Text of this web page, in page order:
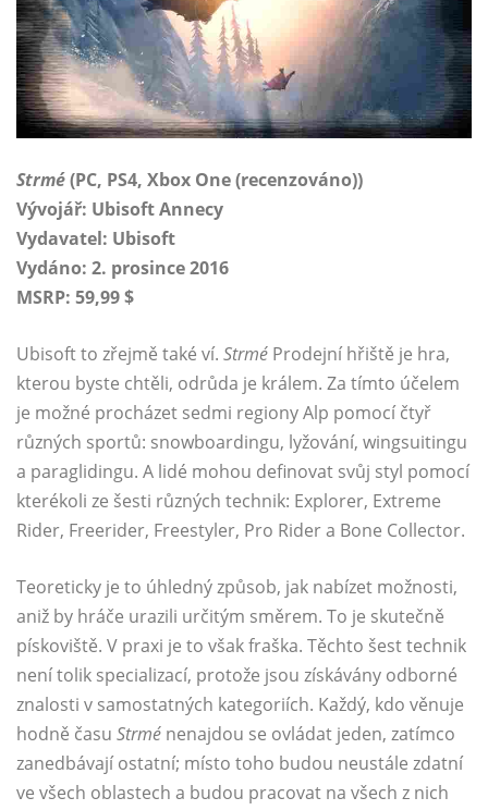
Strmé(PC, PS4, Xbox One (recenzováno))
Vývojář: Ubisoft Annecy
Vydavatel: Ubisoft
Vydáno: 2. prosince 2016
MSRP: 59,99 $
Ubisoft to zřejmě také ví. Strmé Prodejní hřiště je hra,
kterou byste chtěli, odrůda je králem. Za tímto účelem
je možné procházet sedmi regiony Alp pomocí čtyř
různých sportů: snowboardingu, lyžování, wingsuitingu
a paraglidingu. A lidé mohou definovat svůj styl pomocí
kterékoli ze šesti různých technik: Explorer, Extreme
Rider, Freerider, Freestyler, Pro Rider a Bone Collector.
Teoreticky je to úhledný způsob, jak nabízet možnosti,
aniž by hráče urazili určitým směrem. To je skutečně
pískoviště. V praxi je to však fraška. Těchto šest technik
není tolik specializací, protože jsou získávány odborné
znalosti v samostatných kategoriích. Každý, kdo věnuje
hodně času Strmé nenajdou se ovládat jeden, zatímco
zanedbávají ostatní; místo toho budou neustále zdatní
ve všech oblastech a budou pracovat na všech z nich